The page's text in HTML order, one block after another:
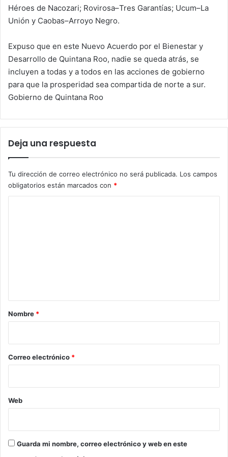
Héroes de Nacozari; Rovirosa–Tres Garantías; Ucum–La
Unión y Caobas–Arroyo Negro.
Expuso que en este Nuevo Acuerdo por el Bienestar y
Desarrollo de Quintana Roo, nadie se queda atrás, se
incluyen a todas y a todos en las acciones de gobierno
para que la prosperidad sea compartida de norte a sur.
Gobierno de Quintana Roo
Deja una respuesta
Tu dirección de correo electrónico no será publicada. Los campos
obligatorios están marcados con *
r
*
Nombre *
Correo electrónico *
Web
Guarda mi nombre, correo electrónico y web en este